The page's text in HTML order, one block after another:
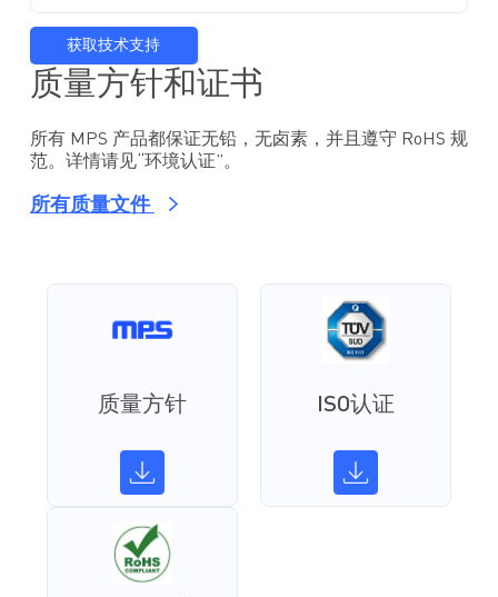
获取技术支持
质量方针和证书
所有 MPS 产品都保证无铅，无卤素，并且遵守 RoHS 规
范。详情请见“环境认证”。
所有质量文件
质量方针 ISO认证